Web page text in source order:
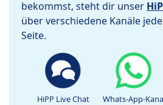
bekommst, steht dir unser
über verschiedene Kanäle
Seite.
HiPP Live Chat Whats-App-